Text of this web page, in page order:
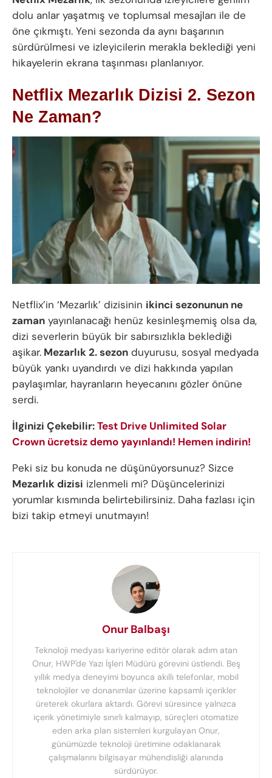
dolu anlar yaşatmış ve toplumsal mesajları ile de
öne çıkmıştı. Yeni sezonda da aynı başarının
sürdürülmesi ve izleyicilerin merakla beklediği yeni
hikayelerin ekrana taşınması planlanıyor.
Netflix Mezarlık Dizisi 2. Sezon
Ne Zaman?
Netflix’in ‘Mezarlık’ dizisinin ikinci sezonunun ne
zaman yayınlanacağı henüz kesinleşmemiş olsa da,
dizi severlerin büyük bir sabırsızlıkla beklediği
aşikar. Mezarlık 2. sezon duyurusu, sosyal medyada
büyük yankı uyandırdı ve dizi hakkında yapılan
paylaşımlar, hayranların heyecanını gözler önüne
serdi.
İlginizi Çekebilir:Test Drive Unlimited Solar
Crown ücretsiz demo yayınlandı! Hemen indirin!
Peki siz bu konuda ne düşünüyorsunuz? Sizce
Mezarlık dizisi izlenmeli mi? Düşüncelerinizi
yorumlar kısmında belirtebilirsiniz. Daha fazlası için
bizi takip etmeyi unutmayın!
Onur Balbaşı
Teknoloji medyası kariyerine editör olarak adım atan
Onur, HWP'de Yazı İşleri Müdürü görevini üstlendi. Beş
yıllık medya deneyimi boyunca akıllı telefonlar, mobil
teknolojiler ve donanımlar üzerine kapsamlı içerikler
üreterek okurlara aktardı. Görevi süresince yalnızca
içerik yönetimiyle sınırlı kalmayıp, süreçleri otomatize
eden arka plan sistemleri kurgulayan Onur,
günümüzde teknoloji üretimine odaklanarak
çalışmalarını bilgisayar mühendisliği alanında
sürdürüyor.